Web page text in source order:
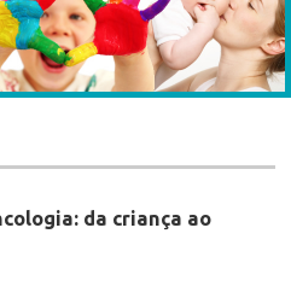
da criança ao